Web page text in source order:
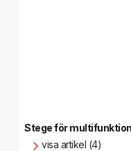
Stege för
visa artikel (4)